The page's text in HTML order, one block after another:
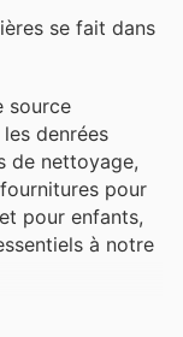
se fait dans
source
denrées
de nettoyage,
pour
pour enfants,
à notre
il est